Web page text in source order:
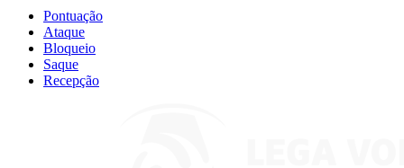
Pontuação
Ataque
Bloqueio
Saque
Recepção